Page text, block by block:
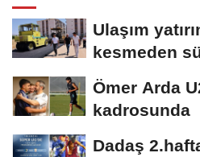
Ulaşım
kesmeden
Ömer Arda
kadrosunda
Dadaş